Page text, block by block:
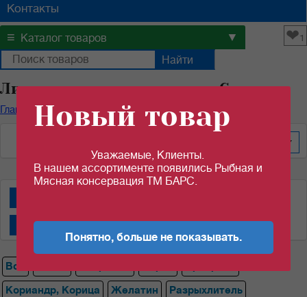
Контакты
≡ Каталог товаров ▼ ❤1
Лимонная кислота оптом в Самаре
Главная / Каталог продуктов Специи/ Лимонная кислота
Специи "Спецаромат"
Все
Кориандр, Корица
Желатин
Разрыхлитель
Новый товар
Уважаемые, Клиенты.
В нашем ассортименте появились Рыбная и
Мясная консервация ТМ БАРС.
Понятно, больше не показывать.